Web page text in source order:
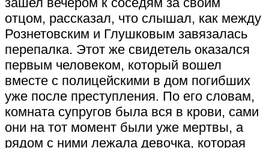
отцом, рассказал, что слышал, как между
Рознетовским и Глушковым завязалась
перепалка. Этот же свидетель оказался
первым человеком, который вошел
вместе с полицейскими в дом погибших
уже после преступления. По его словам,
комната супругов была вся в крови, сами
они на тот момент были уже мертвы, а
рядом с ними лежала девочка, которая